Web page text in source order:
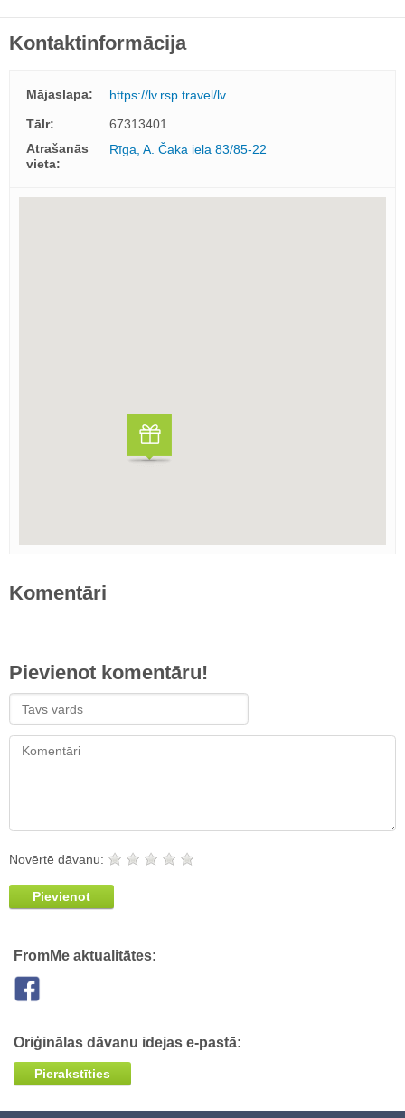
Kontaktinformācija
Mājaslapa:
https://lv.rsp.travel/lv
Tālr:
67313401
Atrašanās
vieta:
Rīga, A. Čaka iela 83/85-22
Komentāri
Pievienot komentāru!
Novērtē dāvanu:
Pievienot
FromMe aktualitātes:
Oriģinālas dāvanu idejas e-pastā:
Pierakstīties